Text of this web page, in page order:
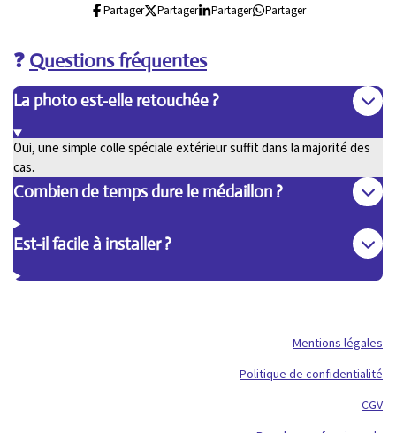
Partager Partager Partager Partager
❓ Questions fréquentes
La photo est-elle retouchée ?
Oui, une simple colle spéciale extérieur suffit dans la majorité des
cas.
Combien de temps dure le médaillon ?
Est-il facile à installer ?
Mentions légales
Politique de confidentialité
CGV